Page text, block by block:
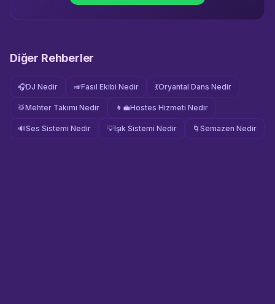
Diğer Rehberler
🎧DJ Nedir 🎺Fasıl Ekibi Nedir 💃Oryantal Dans Nedir
🥁Mehter Takımı Nedir 👩‍💼Hostes Hizmeti Nedir
🔊Ses Sistemi Nedir 💡Işık Sistemi Nedir 🌀 Semazen Nedir